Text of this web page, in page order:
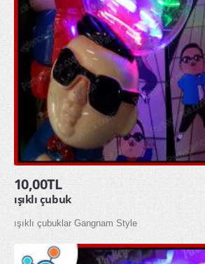
10,00TL
ışıklı çubuk
ışıklı çubuklar Gangnam Style